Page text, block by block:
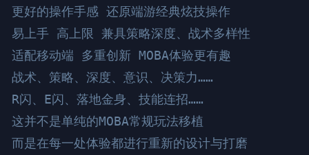
更好的操作手感 还原端游经典炫技操作
易上手 高上限 兼具策略深度、战术多样性
适配移动端 多重创新 MOBA体验更有趣
战术、策略、深度、意识、决策力……
R闪、E闪、落地金身、技能连招……
这并不是单纯的MOBA常规玩法移植
而是在每一处体验都进行重新的设计与打磨